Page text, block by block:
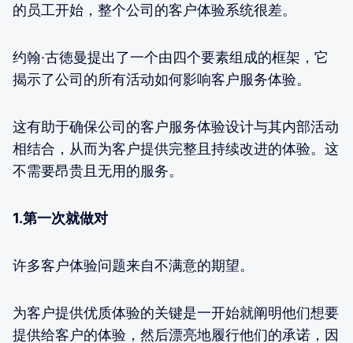
的员工开始，整个公司的客户体验系统很差。
约翰·古徳曼提出了一个由四个要素组成的框架，它
揭示了公司的所有活动如何影响客户服务体验。
这有助于确保公司的客户服务体验设计与其内部活动
相结合，从而为客户提供完整且持续改进的体验。这
不需要昂贵且无用的服务。
1.第一次就做对
许多客户体验问题来自不满意的期望。
为客户提供优质体验的关键是一开始就阐明他们想要
提供给客户的体验，然后漂亮地履行他们的承诺，因